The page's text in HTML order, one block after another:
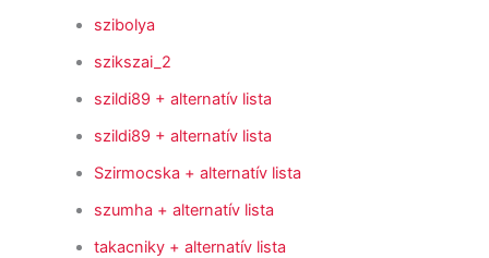
szibolya
szikszai_2
szildi89 + alternatív lista
szildi89 + alternatív lista
Szirmocska + alternatív lista
szumha + alternatív lista
takacniky + alternatív lista